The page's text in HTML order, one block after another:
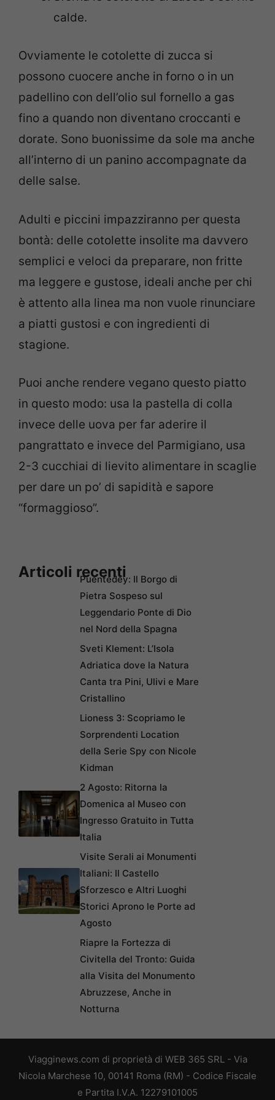
calde.
Ovviamente le cotolette di zucca si
possono cuocere anche in forno o in un
padellino con dell’olio sul fornello a gas
fino a quando non diventano croccanti e
dorate. Sono buonissime da sole ma anche
all’interno di un panino accompagnate da
delle salse.
Adulti e piccini impazziranno per questa
bontà: delle cotolette insolite ma davvero
semplici e veloci da preparare, non fritte
ma leggere e gustose, ideali anche per chi
è attento alla linea ma non vuole rinunciare
a piatti gustosi e con ingredienti di
stagione.
Puoi anche rendere vegano questo piatto
in questo modo: usa la pastella di colla
invece delle uova per far aderire il
pangrattato e invece del Parmigiano, usa
2-3 cucchiai di lievito alimentare in scaglie
per dare un po’ di sapidità e sapore
“formaggioso”.
Articoli recentiPuentedey: Il Borgo di
Pietra Sospeso sul
Leggendario Ponte di Dio
nel Nord della Spagna
Sveti Klement: L’Isola
Adriatica dove la Natura
Canta tra Pini, Ulivi e Mare
Cristallino
Lioness 3: Scopriamo le
Sorprendenti Location
della Serie Spy con Nicole
Kidman
2 Agosto: Ritorna la
Domenica al Museo con
Ingresso Gratuito in Tutta
Italia
Visite Serali ai Monumenti
Italiani: Il Castello
Sforzesco e Altri Luoghi
Storici Aprono le Porte ad
Agosto
Riapre la Fortezza di
Civitella del Tronto: Guida
alla Visita del Monumento
Abruzzese, Anche in
Notturna
Viagginews.com di proprietà di WEB 365 SRL - Via
Nicola Marchese 10, 00141 Roma (RM) - Codice Fiscale
e Partita I.V.A. 12279101005